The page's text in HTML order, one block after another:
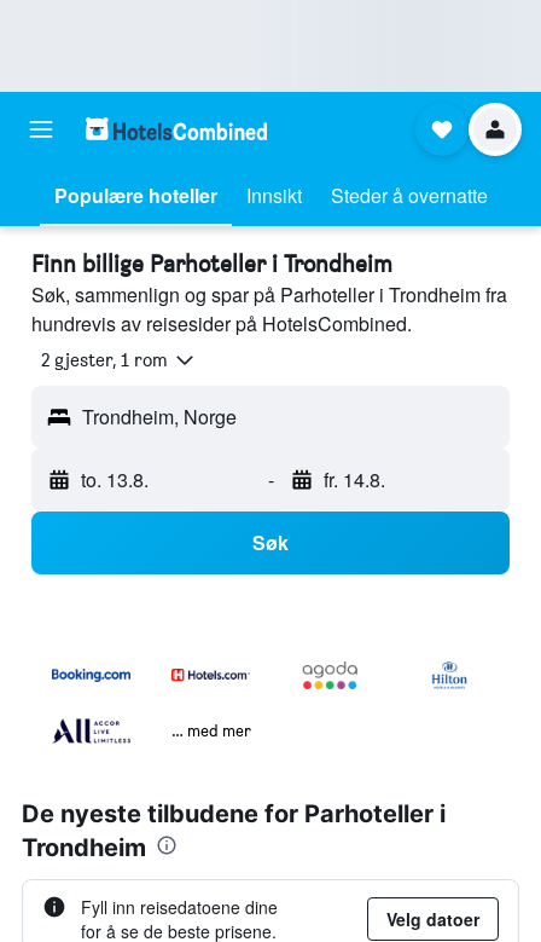
Populære hoteller Innsikt Steder å overnatte
Finn billige Parhoteller i Trondheim
Søk, sammenlign og spar på Parhoteller i Trondheim fra
hundrevis av reisesider på HotelsCombined.
2 gjester, 1 rom
Trondheim, Norge
to. 13.8. - fr. 14.8.
Søk
… med mer
De nyeste tilbudene for Parhoteller i
Trondheim
Fyll inn reisedatoene dine
for å se de beste prisene.
Velg datoer